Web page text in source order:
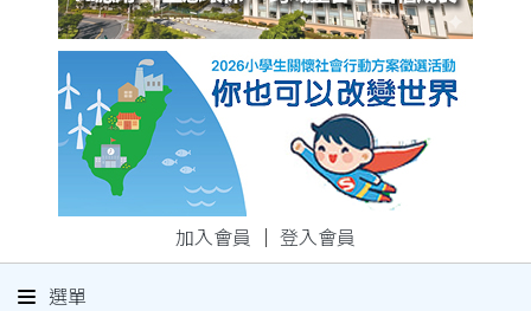
加入會員 ｜ 登入會員
選單